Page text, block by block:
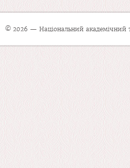
© 2026 — Національний академічний